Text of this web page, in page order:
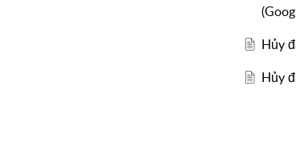
Hủy
Hủy